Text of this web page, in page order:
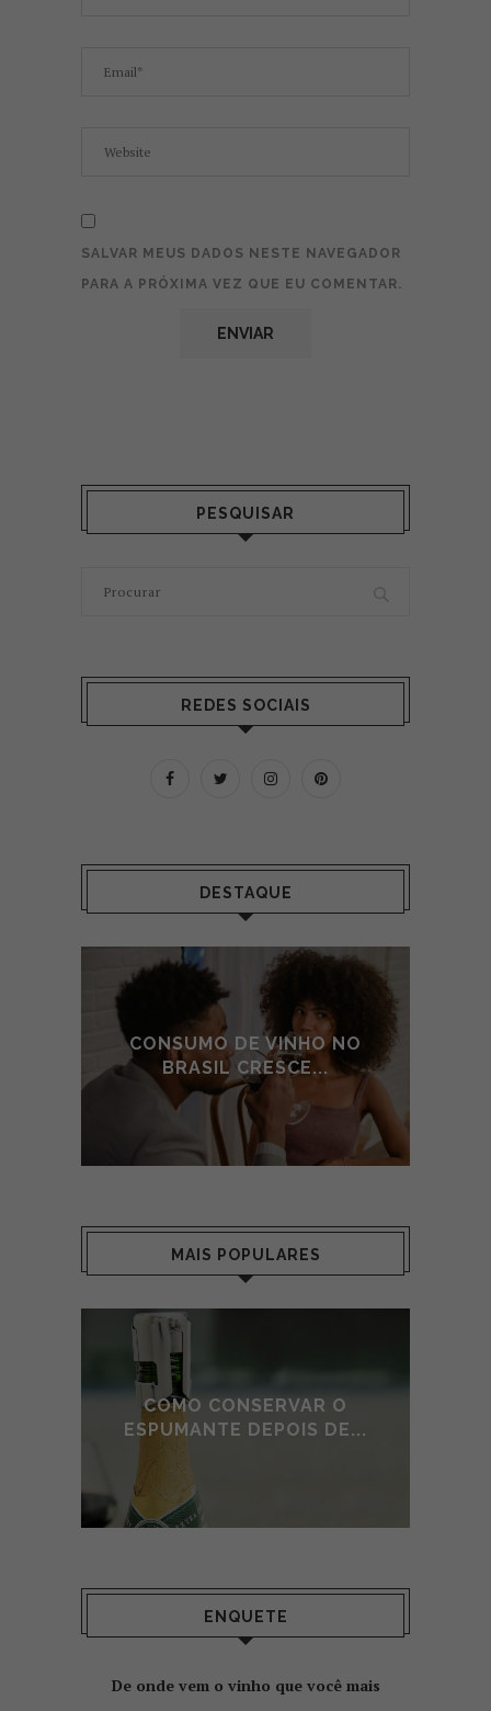
SALVAR MEUS DADOS NESTE NAVEGADOR
PARA A PRÓXIMA VEZ QUE EU COMENTAR.
PESQUISAR
REDES SOCIAIS
DESTAQUE
CONSUMO DE VINHO NO
BRASIL CRESCE...
MAIS POPULARES
COMO CONSERVAR O
ESPUMANTE DEPOIS DE...
ENQUETE
De onde vem o vinho que você mais